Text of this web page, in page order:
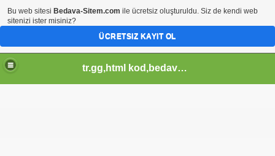
tr.gg,html kod,bedava-sitem,css kod,pagerank sorgula,tr.gg soblonlar,css design,
Bu web sitesi Bedava-Sitem.com ile ücretsiz oluşturuldu. Siz de kendi web
sitenizi ister misiniz?
ÜCRETSIZ KAYIT OL